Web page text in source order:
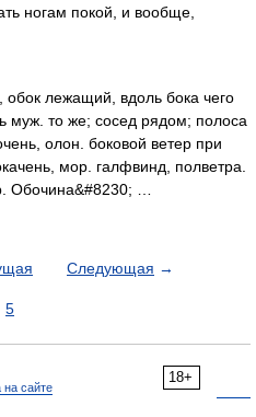
ногам покой, и вообще,
лежащий, вдоль бока чего
муж. то же; сосед рядом; полоса
олон. боковой ветер при
мор. галфвинд, полветра.
Обочина&#8230; …
Следующая →
5
18+
на сайте